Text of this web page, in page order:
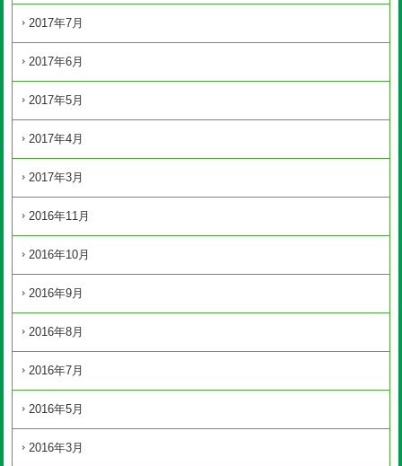
2017年7月
2017年6月
2017年5月
2017年4月
2017年3月
2016年11月
2016年10月
2016年9月
2016年8月
2016年7月
2016年5月
2016年3月